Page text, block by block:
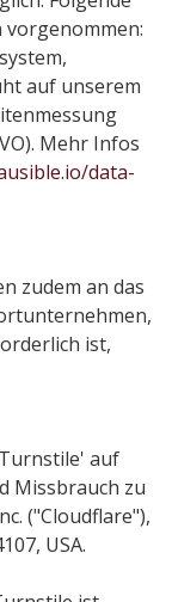
auf unserem
Mehr Infos
data-
zudem an das
ist,
auf
Missbrauch zu
("Cloudflare"),
USA.